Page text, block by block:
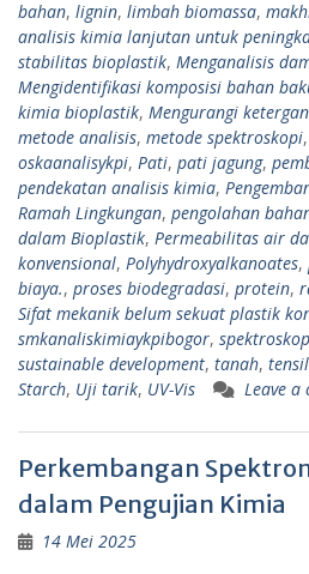
bahan, lignin, limbah biomassa,
analisis kimia lanjutan untuk
stabilitas bioplastik, Menganalisis
Mengidentifikasi komposisi bahan
kimia bioplastik, Mengurangi
metode analisis, metode spektroskopi,
oskaanalisykpi, Pati, pati jagung,
pendekatan analisis kimia,
Ramah Lingkungan, pengolahan
dalam Bioplastik, Permeabilitas air
konvensional, Polyhydroxyalkanoates,
biaya., proses biodegradasi, protein,
Sifat mekanik belum sekuat plastik
smkanaliskimiaykpibogor,
sustainable development, tanah,
Starch, Uji tarik, UV-Vis Leave a
Perkembangan
dalam Pengujian Kimia
14 Mei 2025